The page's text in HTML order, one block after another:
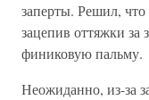
заперты. Решил, что
зацепив оттяжки
финиковую пальму.
Неожиданно, из-за